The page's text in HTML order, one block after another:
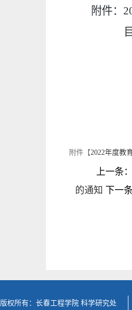
附件：
附件【2022年度教
上一条：
的通知
下一条
版权所有：长春工程学院 科学研究处